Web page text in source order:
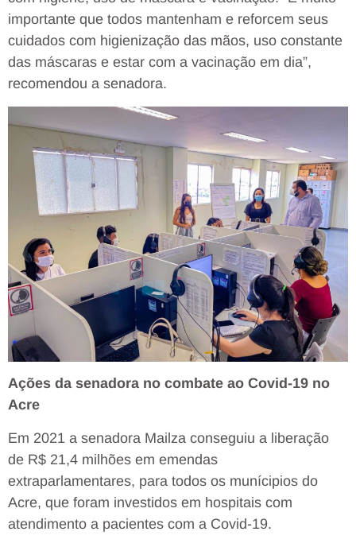
importante que todos mantenham e reforcem seus
cuidados com higienização das mãos, uso constante
das máscaras e estar com a vacinação em dia”,
recomendou a senadora.
Ações da senadora no combate ao Covid-19 no
Acre
Em 2021 a senadora Mailza conseguiu a liberação
de R$ 21,4 milhões em emendas
extraparlamentares, para todos os munícipios do
Acre, que foram investidos em hospitais com
atendimento a pacientes com a Covid-19.